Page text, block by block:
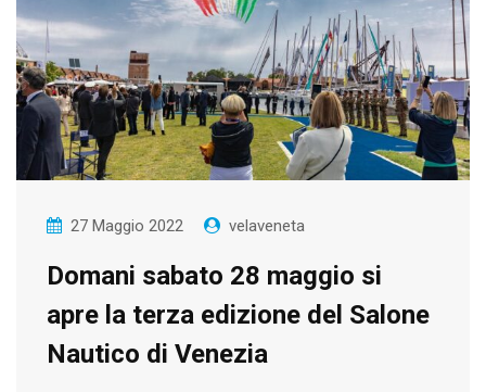
27 Maggio 2022 velaveneta
Domani sabato 28 maggio si
apre la terza edizione del Salone
Nautico di Venezia